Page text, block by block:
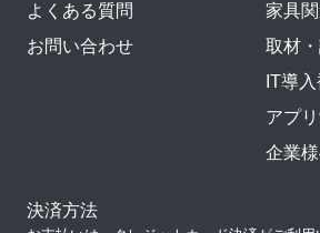
よくある質問
お問い合わせ
家具
取材
IT導
アプ
企業
決済方法